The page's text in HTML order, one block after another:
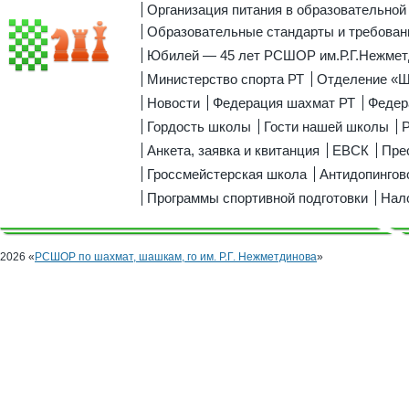
Организация питания в образовательной
Образовательные стандарты и
Юбилей — 45 лет РСШОР
Министерство спорта РТ
Отделение
Новости
Федерация шахмат РТ
Гордость школы
Гости нашей школы
Анкета, заявка и квитанция
ЕВСК
Гроссмейстерская школа
Программы спортивной подготовки
2026 «РСШОР по шахмат, шашкам, го им. Р.Г. Нежметдинова»